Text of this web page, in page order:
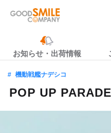
お知らせ・出荷情報
機動戦艦ナデシコ
POP UP